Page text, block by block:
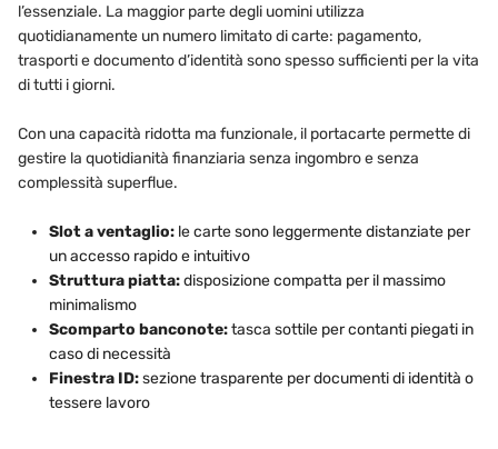
l’essenziale. La maggior parte degli uomini utilizza
quotidianamente un numero limitato di carte: pagamento,
trasporti e documento d’identità sono spesso sufficienti per la vita
di tutti i giorni.
Con una capacità ridotta ma funzionale, il portacarte permette di
gestire la quotidianità finanziaria senza ingombro e senza
complessità superflue.
Slot a ventaglio: le carte sono leggermente distanziate per
un accesso rapido e intuitivo
Struttura piatta:disposizione compatta per il massimo
minimalismo
Scomparto banconote:tasca sottile per contanti piegati in
caso di necessità
Finestra ID:sezione trasparente per documenti di identità o
tessere lavoro